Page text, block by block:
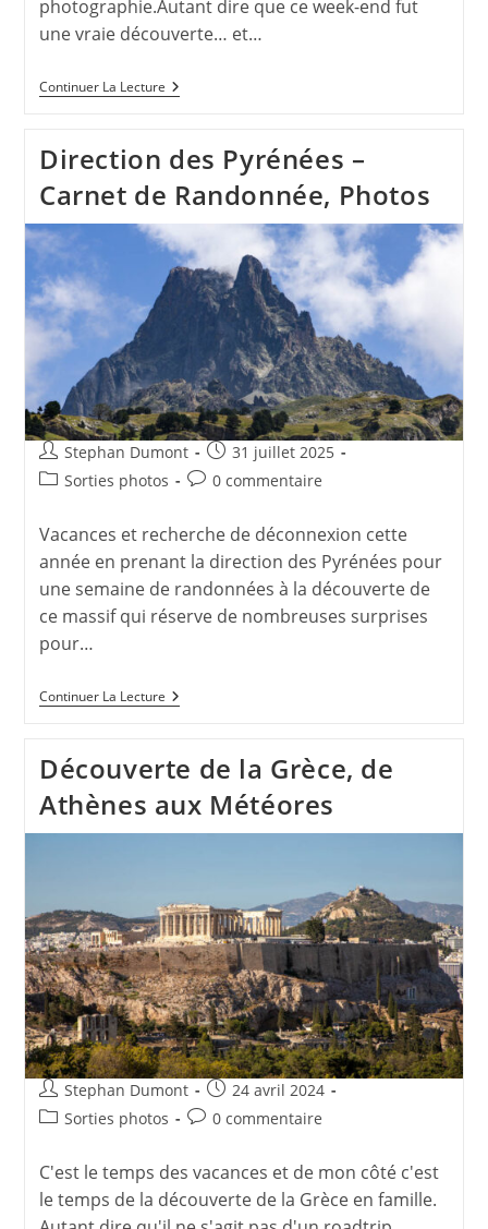
photographie.Autant dire que ce week-end fut
une vraie découverte… et…
Continuer La LectureStage
Photo
Photographie
Urbaine
De
Nuit
Direction des Pyrénées –
Carnet de Randonnée, Photos
Auteur/autrice
de
Stephan Dumont
Publication
publiée :
31 juillet 2025
PostSorties photos
Commentaires
publication :
0 commentaire
Vacances et recherche de déconnexion cette
année en prenant la direction des Pyrénées pour
une semaine de randonnées à la découverte de
ce massif qui réserve de nombreuses surprises
pour…
Continuer La LectureDirection
Des
Carnet
De
Randonnée,
Photos
Découverte de la Grèce, de
Athènes aux Météores
Auteur/autrice
de
Stephan Dumont
Publication
publiée :
24 avril 2024
PostSorties photos
Commentaires
publication :
0 commentaire
C'est le temps des vacances et de mon côté c'est
le temps de la découverte de la Grèce en famille.